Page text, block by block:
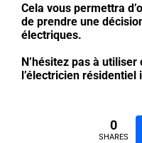
Cela vous permettra
de prendre une
électriques.
N’hésitez pas à
l’électricien résidentiel
0
SHARES